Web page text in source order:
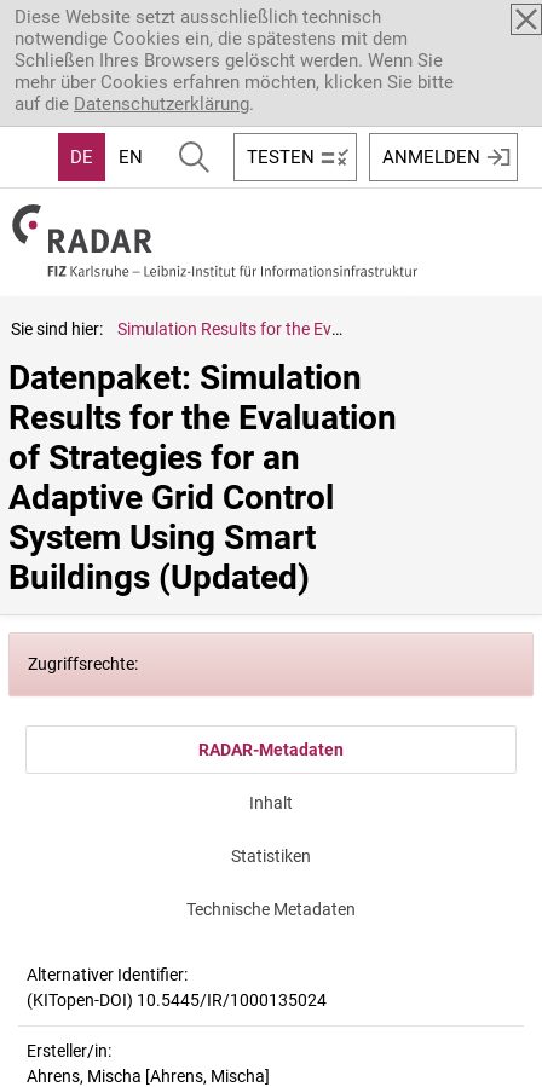
Direkt zum Inhalt
Diese Website setzt ausschließlich technisch
notwendige Cookies ein, die spätestens mit dem
Schließen Ihres Browsers gelöscht werden. Wenn Sie
mehr über Cookies erfahren möchten, klicken Sie bitte
auf die Datenschutzerklärung.
DE EN TESTEN ANMELDEN
Sie sind hier: Simulation Results for the Evaluation of Strategies for an Adaptive Grid Control System Using Smart Buildings (Updated)
Datenpaket: Simulation
Results for the Evaluation
of Strategies for an
Adaptive Grid Control
System Using Smart
Buildings (Updated)
Zugriffsrechte:
RADAR-Metadaten
Inhalt
Statistiken
Technische Metadaten
Alternativer Identifier:
(KITopen-DOI) 10.5445/IR/1000135024
Ersteller/in:
Ahrens, Mischa [Ahrens, Mischa]